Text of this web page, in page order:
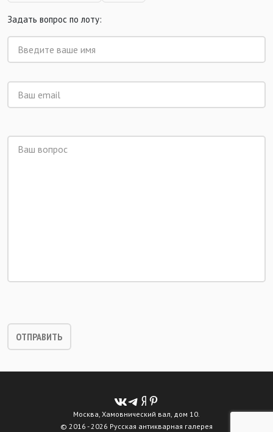
Задать вопрос по лоту:
Москва, Хамовнический вал, дом 10.
© 2016 - 2026 Русская антикварная галерея